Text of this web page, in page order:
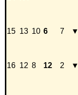
15 13 10 6 7 ▼
16 12 8 12 2 ▼